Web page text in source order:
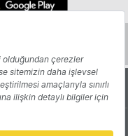
Yazarlar
Reklam